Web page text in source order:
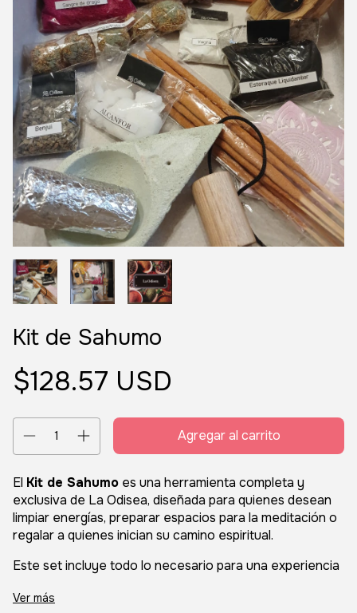
Kit de Sahumo
$128.57 USD
El Kit de Sahumo es una herramienta completa y
exclusiva de La Odisea, diseñada para quienes desean
limpiar energías, preparar espacios para la meditación o
regalar a quienes inician su camino espiritual.
Este set incluye todo lo necesario para una experiencia
palo santo proveniente de Perú - 1 portasahumerio - 2
Ver más